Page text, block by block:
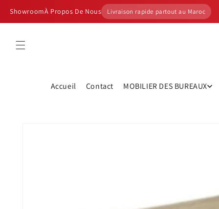
passer
ShowroomÀ Propos De Nous Livraison rapide partout au Maroc
Accueil Contact MOBILIER DES BUREAUX